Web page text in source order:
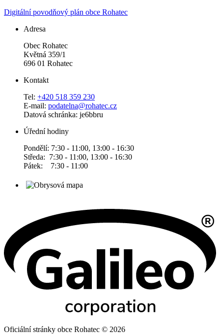
Digitální povodňový plán obce Rohatec
Adresa
Obec Rohatec
Květná 359/1
696 01 Rohatec
Kontakt
Tel: +420 518 359 230
E-mail: podatelna@rohatec.cz
Datová schránka: je6bbru
Úřední hodiny
Pondělí: 7:30 - 11:00, 13:00 - 16:30
Středa: 7:30 - 11:00, 13:00 - 16:30
Pátek: 7:30 - 11:00
Oficiální stránky obce Rohatec © 2026